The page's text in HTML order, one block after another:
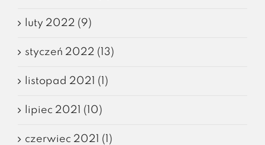
luty 2022 (9)
styczeń 2022 (13)
listopad 2021 (1)
lipiec 2021 (10)
czerwiec 2021 (1)